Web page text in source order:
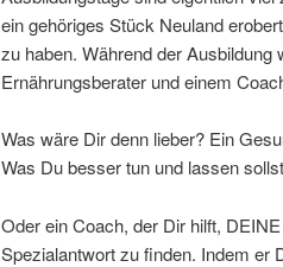
ein gehöriges Stück Neuland
zu haben. Während der
Ernährungsberater und einem
Was wäre Dir denn lieber? Ein
Was Du besser tun und lassen
Oder ein Coach, der Dir hilft,
Spezialantwort zu finden. Indem er